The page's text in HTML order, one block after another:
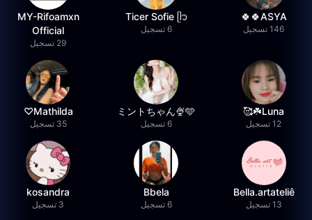
ASYA🍀🍀
146 تسجيل
Ticer Sofie ᥫ᭡
6 تسجيل
MY-Rifoamxn
Official
29 تسجيل
Luna☘️🥰
12 تسجيل
ミントちゃん🍨🩵
6 تسجيل
Mathilda♡︎
35 تسجيل
Bella.artateliê
13 تسجيل
Bbela
6 تسجيل
kosandra
3 تسجيل